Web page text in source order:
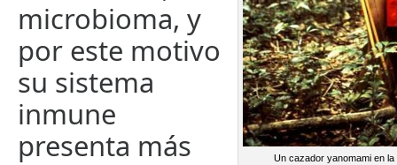
Un cazador yanomami en
microbioma, y
por este motivo
su sistema
inmune
presenta más